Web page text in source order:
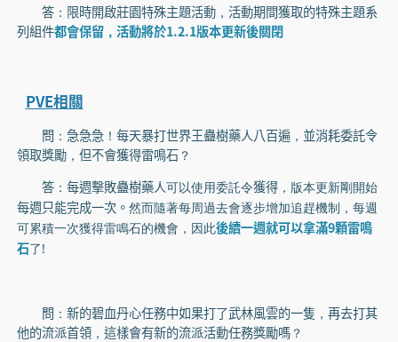
答：限時開啟莊園特殊主題活動，活動期間獲取的特殊主題系
列組件都會保留，活動將於1.2.1版本更新後關閉
PVE相關
問：急急急！每天暴打世界王蠱樹藥人八百遍，並消耗委託令
領取獎勵，但不會獲得雷鳴石？
答：每週擊敗蠱樹藥人可以使用委託令獲得， 版本更新剛開始
每週只能完成一次。 然而隨著每周過去會逐步增加追趕機制，每週
可累積一次獲得雷鳴石的機會，因此後續一週就可以拿滿9顆雷鳴
石了!
問：新的碧血丹心任務中如果打了武林風雲的一隻，再去打其
他的流派首領，這樣會有新的流派活動任務獎勵嗎？